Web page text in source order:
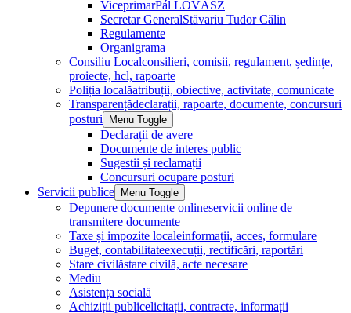
ViceprimarPál LOVÁSZ
Secretar GeneralStăvariu Tudor Călin
Regulamente
Organigrama
Consiliu Localconsilieri, comisii, regulament, ședințe,
proiecte, hcl, rapoarte
Poliția localăatribuții, obiective, activitate, comunicate
Transparențădeclarații, rapoarte, documente, concursuri
posturi
Menu Toggle
Declarații de avere
Documente de interes public
Sugestii și reclamații
Concursuri ocupare posturi
Servicii publice
Menu Toggle
Depunere documente onlineservicii online de
transmitere documente
Taxe și impozite localeinformații, acces, formulare
Buget, contabilitateexecuții, rectificări, raportări
Stare civilăstare civilă, acte necesare
Mediu
Asistența socială
Achiziții publicelicitații, contracte, informații